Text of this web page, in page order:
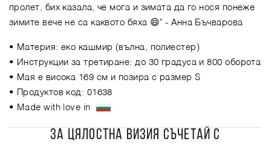
пролет, бих казала, че мога и зимата да го нося понеже
зимите вече не са каквото бяха 😄" - Анна Бъчварова
• Материя: еко кашмир (вълна, полиестер)
• Инструкции за третиране: до 30 градуса и 800 оборота
• Мая е висока 169 см и позира с размер S
• Продуктов код: 01638
• Made with love in
ЗА ЦЯЛОСТНА ВИЗИЯ СЪЧЕТАЙ С